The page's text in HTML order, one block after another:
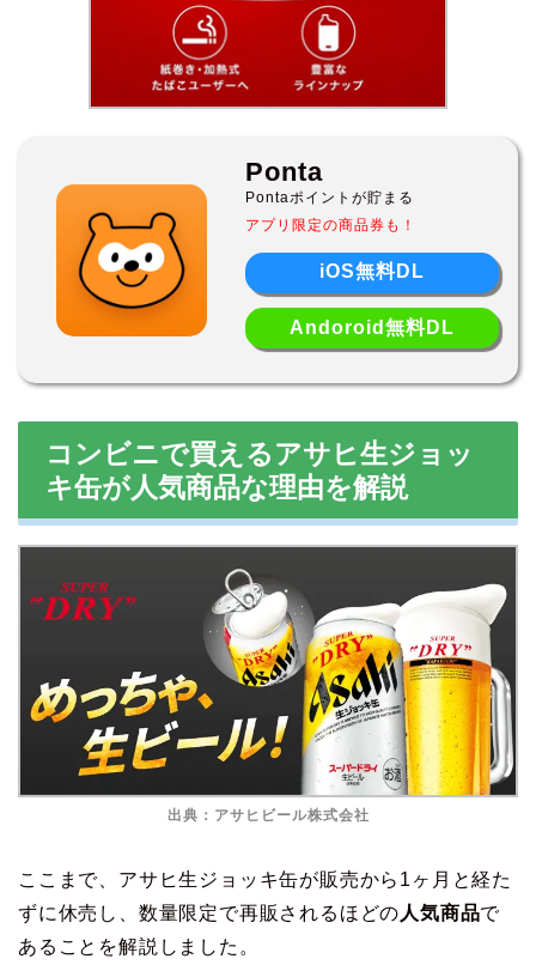
Ponta
Pontaポイントが貯まる
アプリ限定の商品券も！
iOS無料DL
Andoroid無料DL
コンビニで買えるアサヒ生ジョッ
キ缶が人気商品な理由を解説
出典：アサヒビール株式会社
ここまで、アサヒ生ジョッキ缶が販売から1ヶ月と経た
ずに休売し、数量限定で再販されるほどの 人気商品で
あることを解説しました。